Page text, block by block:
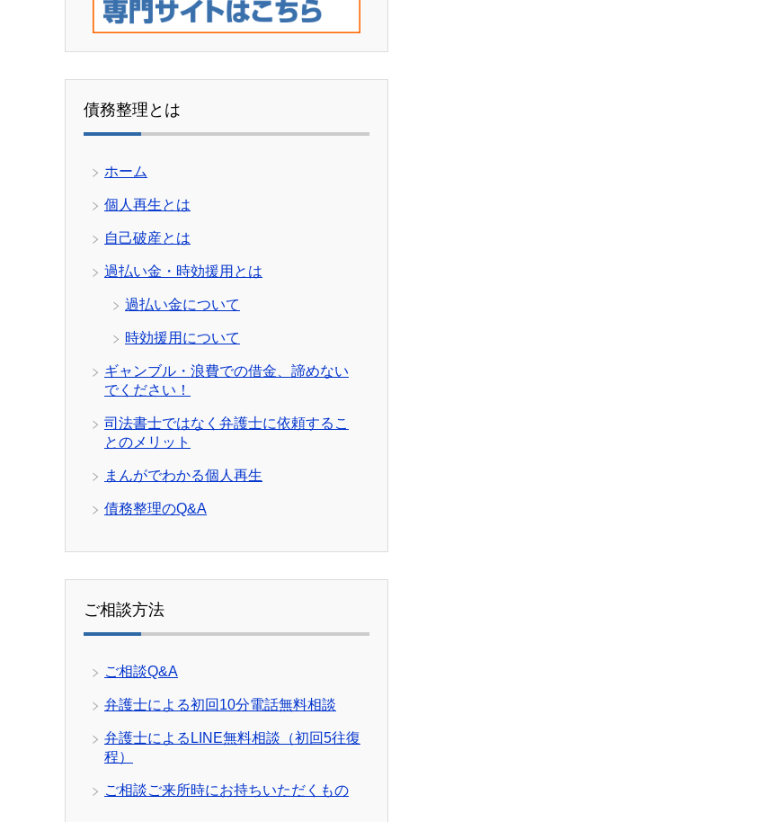
債務整理とは
ホーム
個人再生とは
自己破産とは
過払い金・時効援用とは
過払い金について
時効援用について
ギャンブル・浪費での借金、諦めない
でください！
司法書士ではなく弁護士に依頼するこ
とのメリット
まんがでわかる個人再生
債務整理のQ&A
ご相談方法
ご相談Q&A
弁護士による初回10分電話無料相談
弁護士によるLINE無料相談（初回5往復
程）
ご相談ご来所時にお持ちいただくもの